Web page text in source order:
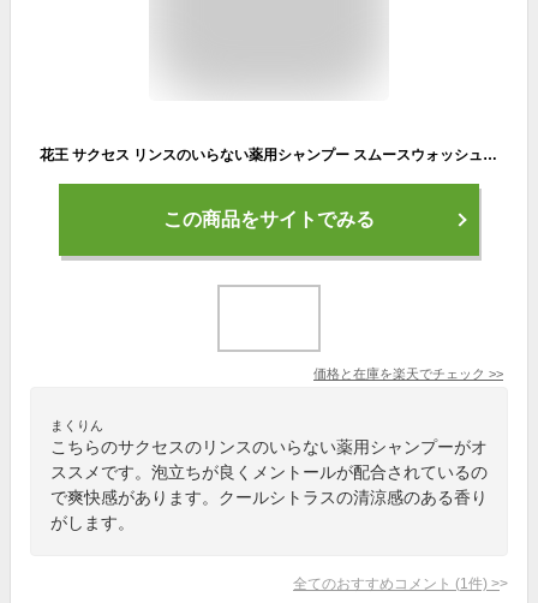
花王 サクセス リンスのいらない薬用シャンプー スムースウォッシュ エクストラクール 本体 (400mL) 男性用 メンズシャンプー 【医薬部外品】
この商品をサイトでみる
価格と在庫を楽天でチェック >>
まくりん
こちらのサクセスのリンスのいらない薬用シャンプーがオ
ススメです。泡立ちが良くメントールが配合されているの
で爽快感があります。クールシトラスの清涼感のある香り
がします。
全てのおすすめコメント (1 件) >